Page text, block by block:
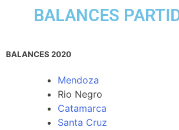
BALANCES
BALANCES 2020
Mendoza
Rio Negro
Catamarca
Santa Cruz